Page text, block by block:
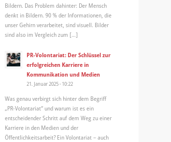
Bildern. Das Problem dahinter: Der Mensch
denkt in Bildern. 90 % der Informationen, die
unser Gehirn verarbeitet, sind visuell. Bilder
sind also im Vergleich zum […]
PR-Volontariat: Der Schlüssel zur
erfolgreichen Karriere in
Kommunikation und Medien
21. Januar 2025 - 10:22
Was genau verbirgt sich hinter dem Begriff
„PR-Volontariat“ und warum ist es ein
entscheidender Schritt auf dem Weg zu einer
Karriere in den Medien und der
Öffentlichkeitsarbeit? Ein Volontariat – auch